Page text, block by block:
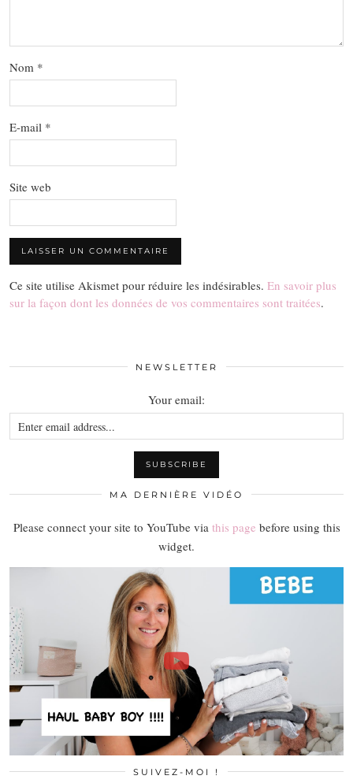
Nom *
E-mail *
Site web
Ce site utilise Akismet pour réduire les indésirables. En savoir plus
sur la façon dont les données de vos commentaires sont traitées.
NEWSLETTER
Your email:
MA DERNIÈRE VIDÉO
Please connect your site to YouTube via this page before using this
widget.
SUIVEZ-MOI !